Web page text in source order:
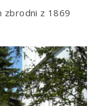
zbrodni z 1869